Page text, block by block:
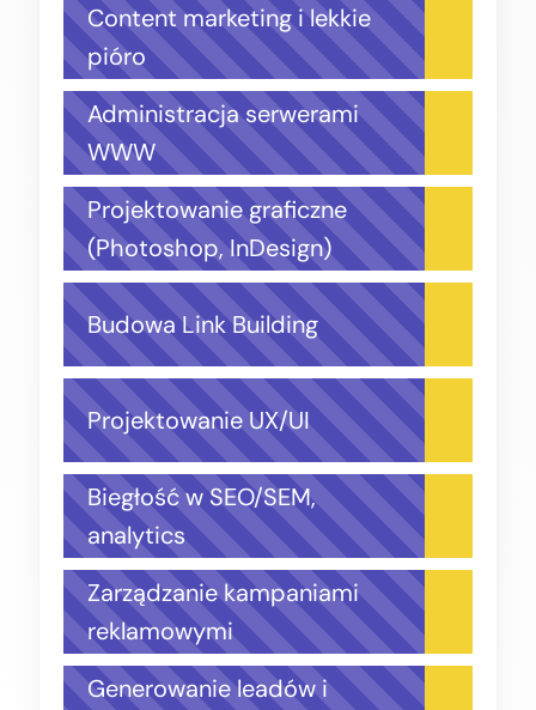
Content marketing i lekkie
pióro
Administracja serwerami
WWW
Projektowanie graficzne
(Photoshop, InDesign)
Budowa Link Building
Projektowanie UX/UI
Biegłość w SEO/SEM,
analytics
Zarządzanie kampaniami
reklamowymi
Generowanie leadów i